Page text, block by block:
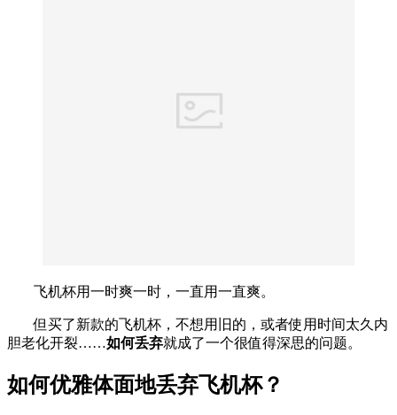
飞机杯用一时爽一时，一直用一直爽。
但买了新款的飞机杯，不想用旧的，或者使用时间太久内
胆老化开裂……如何丢弃就成了一个很值得深思的问题。
如何优雅体面地丢弃飞机杯？